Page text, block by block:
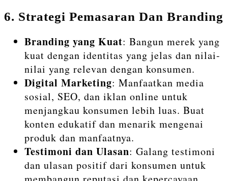
6. Strategi Pemasaran Dan Branding
Branding yang Kuat: Bangun merek yang
kuat dengan identitas yang jelas dan nilai-
nilai yang relevan dengan konsumen.
Digital Marketing: Manfaatkan media
sosial, SEO, dan iklan online untuk
menjangkau konsumen lebih luas. Buat
konten edukatif dan menarik mengenai
produk dan manfaatnya.
Testimoni dan Ulasan: Galang testimoni
dan ulasan positif dari konsumen untuk